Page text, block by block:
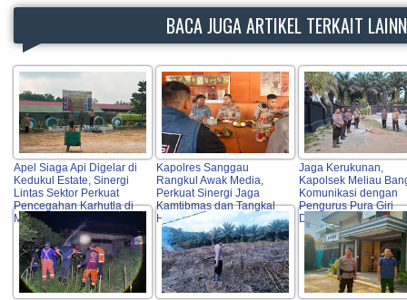
BACA JUGA ARTIKEL TERKAIT
Apel Siaga Api Digelar di
Kedukul Estate, Sinergi
Lintas Sektor Perkuat
Pencegahan Karhutla di
Mukok
Kapolres Sanggau
Rangkul Awak Media,
Perkuat Sinergi Jaga
Kamtibmas dan Tangkal
Hoaks
Jaga Kerukunan,
Kapolsek Meliau
Komunikasi dengan
Pengurus Pura Giri
Dewata Mandala